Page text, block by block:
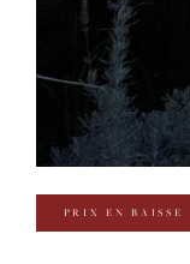
PRIX EN BAISSE